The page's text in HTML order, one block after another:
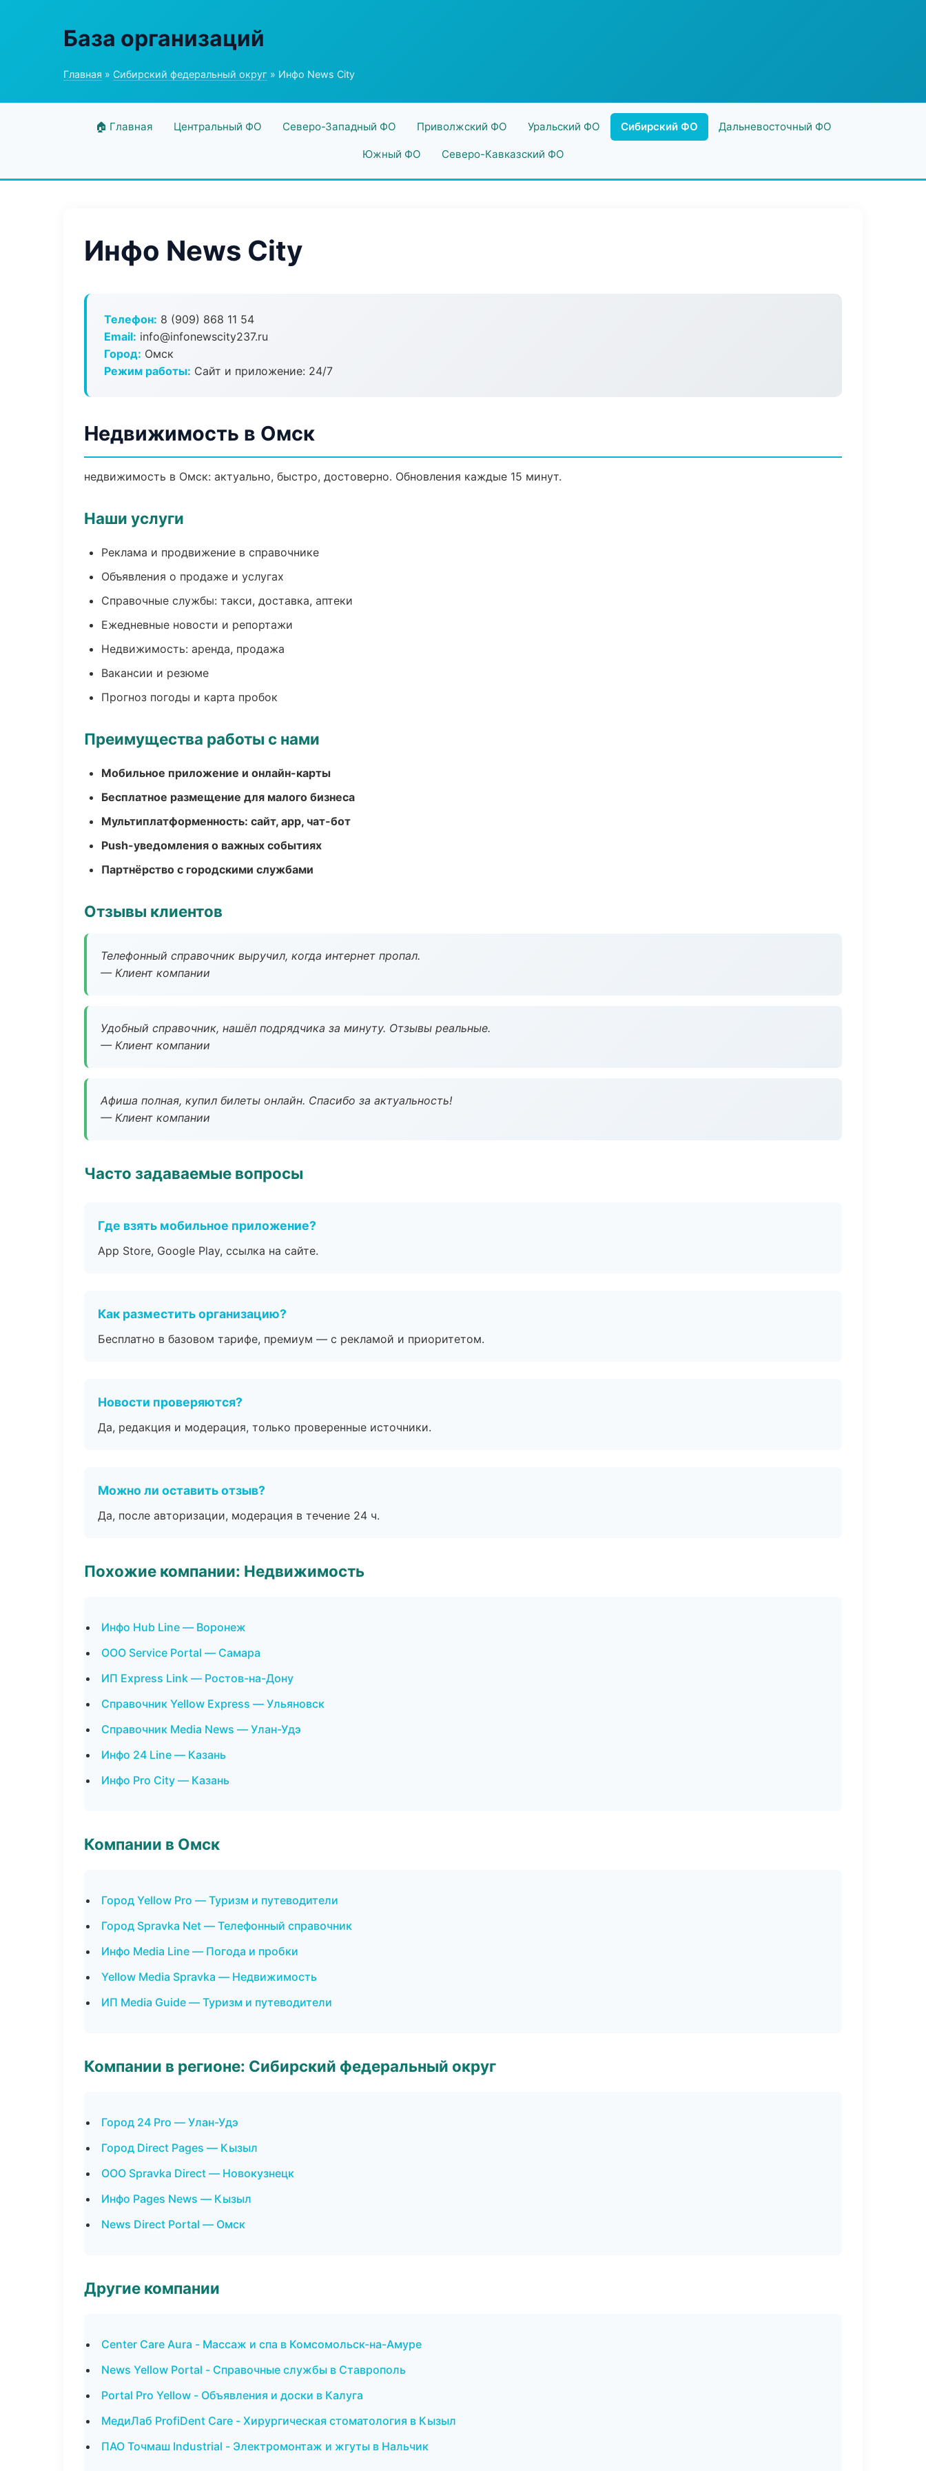
База организаций
Главная » Сибирский федеральный округ » Инфо News City
🏠 Главная Центральный ФО Северо-Западный ФО Приволжский ФО Уральский ФО Сибирский ФО Дальневосточный ФО
Южный ФО Северо-Кавказский ФО
Инфо News City
Телефон: 8 (909) 868 11 54
Email: info@infonewscity237.ru
Город: Омск
Режим работы: Сайт и приложение: 24/7
Недвижимость в Омск
недвижимость в Омск: актуально, быстро, достоверно. Обновления каждые 15 минут.
Наши услуги
Реклама и продвижение в справочнике
Объявления о продаже и услугах
Справочные службы: такси, доставка, аптеки
Ежедневные новости и репортажи
Недвижимость: аренда, продажа
Вакансии и резюме
Прогноз погоды и карта пробок
Преимущества работы с нами
Мобильное приложение и онлайн-карты
Бесплатное размещение для малого бизнеса
Мультиплатформенность: сайт, app, чат-бот
Push-уведомления о важных событиях
Партнёрство с городскими службами
Отзывы клиентов
Телефонный справочник выручил, когда интернет пропал.
— Клиент компании
Удобный справочник, нашёл подрядчика за минуту. Отзывы реальные.
— Клиент компании
Афиша полная, купил билеты онлайн. Спасибо за актуальность!
— Клиент компании
Часто задаваемые вопросы
Где взять мобильное приложение?
App Store, Google Play, ссылка на сайте.
Как разместить организацию?
Бесплатно в базовом тарифе, премиум — с рекламой и приоритетом.
Новости проверяются?
Да, редакция и модерация, только проверенные источники.
Можно ли оставить отзыв?
Да, после авторизации, модерация в течение 24 ч.
Похожие компании: Недвижимость
Инфо Hub Line — Воронеж
ООО Service Portal — Самара
ИП Express Link — Ростов-на-Дону
Справочник Yellow Express — Ульяновск
Справочник Media News — Улан-Удэ
Инфо 24 Line — Казань
Инфо Pro City — Казань
Компании в Омск
Город Yellow Pro — Туризм и путеводители
Город Spravka Net — Телефонный справочник
Инфо Media Line — Погода и пробки
Yellow Media Spravka — Недвижимость
ИП Media Guide — Туризм и путеводители
Компании в регионе: Сибирский федеральный округ
Город 24 Pro — Улан-Удэ
Город Direct Pages — Кызыл
ООО Spravka Direct — Новокузнецк
Инфо Pages News — Кызыл
News Direct Portal — Омск
Другие компании
Center Care Aura - Массаж и спа в Комсомольск-на-Амуре
News Yellow Portal - Справочные службы в Ставрополь
Portal Pro Yellow - Объявления и доски в Калуга
МедиЛаб ProfiDent Care - Хирургическая стоматология в Кызыл
ПАО Точмаш Industrial - Электромонтаж и жгуты в Нальчик